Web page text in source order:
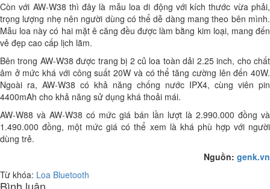
Còn với AW-W38 thì đây là mẫu loa di động với kích thước vừa phải,
trọng lượng nhẹ nên người dùng có thể dễ dàng mang theo bên mình.
Mẫu loa này có hai mặt ê căng đều được làm bằng kim loại, mang đến
vẻ đẹp cao cấp lịch lãm.
Bên trong AW-W38 được trang bị 2 củ loa toàn dải 2.25 inch, cho chất
âm ở mức khá với công suất 20W và có thể tăng cường lên đến 40W.
Ngoài ra, AW-W38 có khả năng chống nước IPX4, cùng viên pin
4400mAh cho khả năng sử dụng khá thoải mái.
AW-W88 và AW-W38 có mức giá bán lần lượt là 2.990.000 đồng và
1.490.000 đồng, một mức giá có thể xem là khá phù hợp với người
dùng trẻ.
Nguồn: genk.vn
Từ khóa: Loa Bluetooth